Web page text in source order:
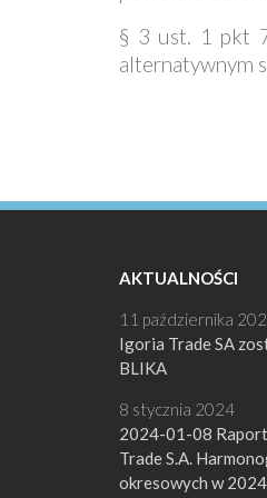
§ 3 ust. 1 pkt
alternatywnym
AKTUALNOŚCI
Igoria Trade SA
BLIKA
11 października
2024-01-08
Trade S.A.
okresowych w
8 stycznia 2024